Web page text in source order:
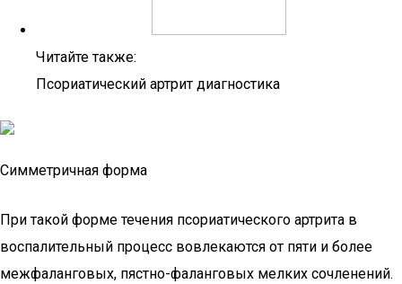
Читайте также:
Псориатический артрит диагностика
Симметричная форма
При такой форме течения псориатического артрита в
воспалительный процесс вовлекаются от пяти и более
межфаланговых, пястно-фаланговых мелких сочленений.